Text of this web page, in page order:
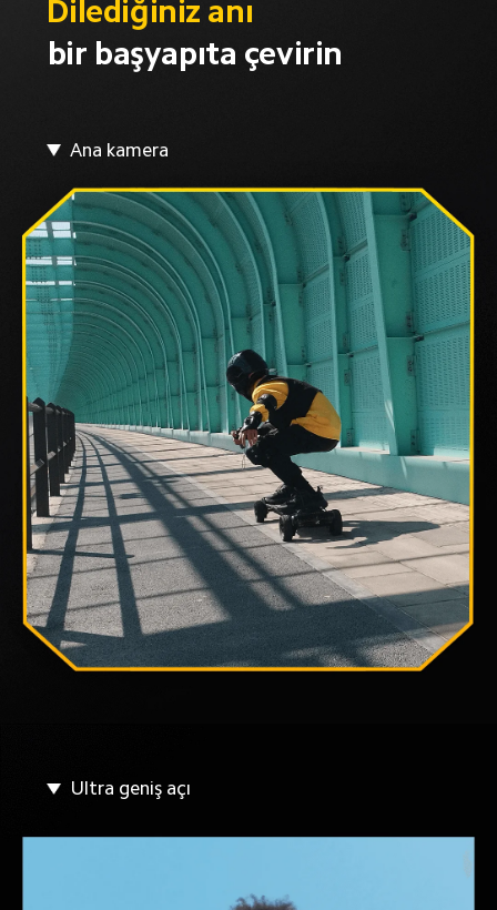
Dilediğiniz anı
bir başyapıta çevirin
Ana kamera
Ultra geniş açı